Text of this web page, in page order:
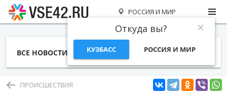
РОССИЯ И МИР
Откуда вы?
КУЗБАСС РОССИЯ И МИР
ВСЕ НОВОСТИ СТАТЬИ ТЕМЫ ФОТО
ПРОИСШЕСТВИЯ